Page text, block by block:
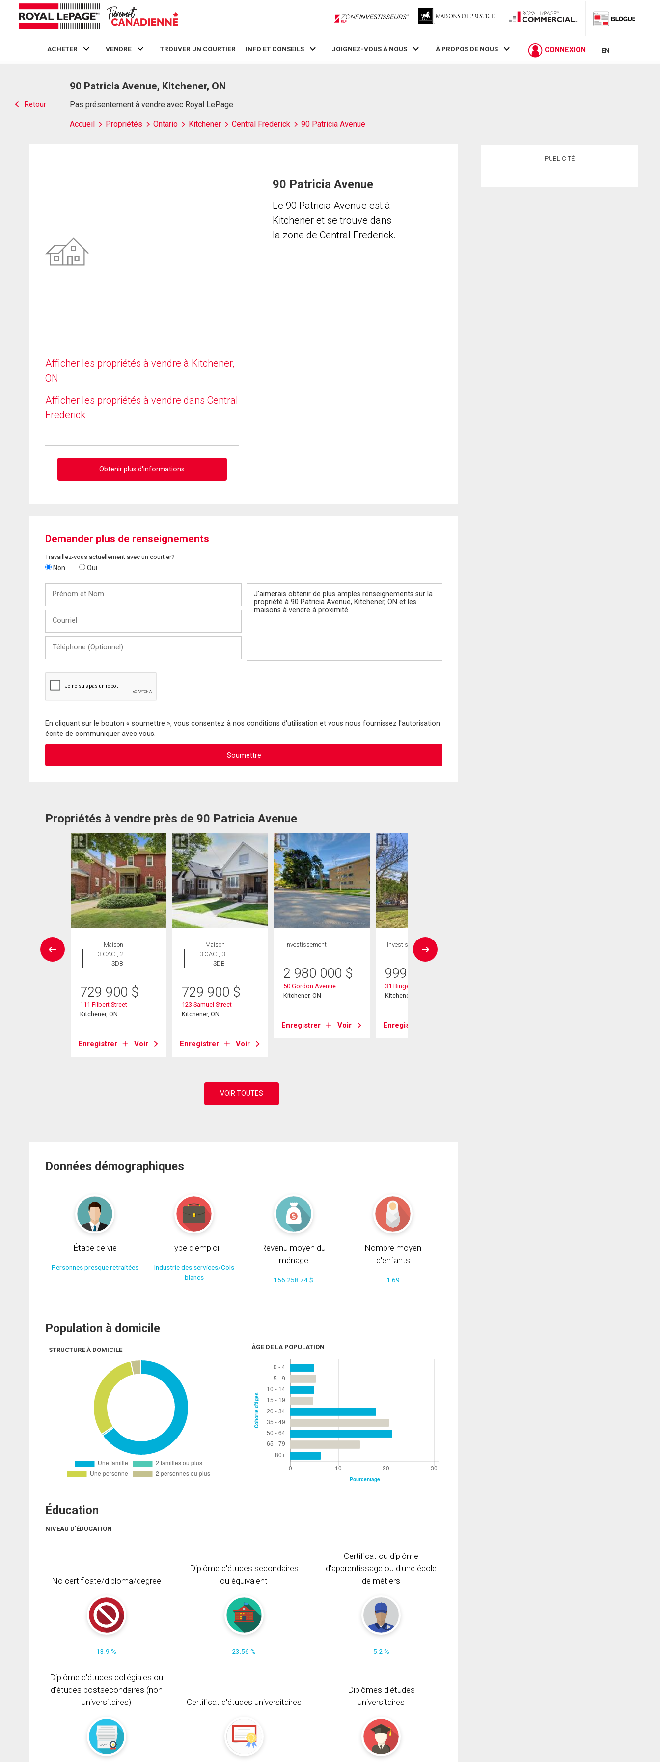
ZoneInvestisseurs RLP
ACHETER VENDRE TROUVER UN COURTIER INFO ET CONSEILS JOIGNEZ-VOUS À NOUS À PROPOS DE NOUS CONNEXION EN
Retour
90 Patricia Avenue, Kitchener, ON
Pas présentement à vendre avec Royal LePage
Accueil Propriétés Ontario Kitchener Central Frederick 90 Patricia Avenue
Afficher les propriétés à vendre à Kitchener,
ON
Afficher les propriétés à vendre dans Central
Frederick
Obtenir plus d'informations
90 Patricia Avenue
Le 90 Patricia Avenue est à
Kitchener et se trouve dans
la zone de Central Frederick.
Demander plus de renseignements
Travaillez-vous actuellement avec un courtier?
Non Oui
Nom
(Optionnel)
En cliquant sur le bouton « soumettre », vous consentez à nos conditions d'utilisation et vous nous fournissez l'autorisation
écrite de communiquer avec vous.
Propriétés à vendre près de 90 Patricia Avenue
Maison
3 CAC , 2
SDB
729 900 $
111 Filbert Street
Kitchener, ON
Enregistrer Voir
Maison
3 CAC , 3
SDB
729 900 $
123 Samuel Street
Kitchener, ON
Enregistrer Voir
Investissement
2 980 000 $
50 Gordon Avenue
Kitchener, ON
Enregistrer Voir
Investissement
999 000
31 Bingeman Street
Kitchener, ON
Enregistrer
Données démographiques
Étape de vie
Personnes presque retraitées
Type d'emploi
Industrie des services/Cols
blancs
Revenu moyen du
ménage
156 258.74 $
Nombre moyen
d'enfants
1.69
Population à domicile
STRUCTURE À DOMICILE ÂGE DE LA POPULATION
Éducation
NIVEAU D'ÉDUCATION
No certificate/diploma/degree
13.9 %
Diplôme d'études secondaires
ou équivalent
23.56 %
Certificat ou diplôme
d'apprentissage ou d'une école
de métiers
5.2 %
Diplôme d'études collégiales ou
d'études postsecondaires (non
universitaires)
Certificat d'études universitaires
Diplômes d'études
universitaires
PUBLICITÉ